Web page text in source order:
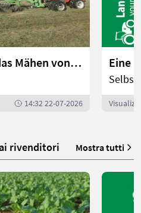
Spezielle Technik für das Mähen von Feuchtwiesen | landwirt.com
14:32 22-07-2026
rivenditori Mostra tutti